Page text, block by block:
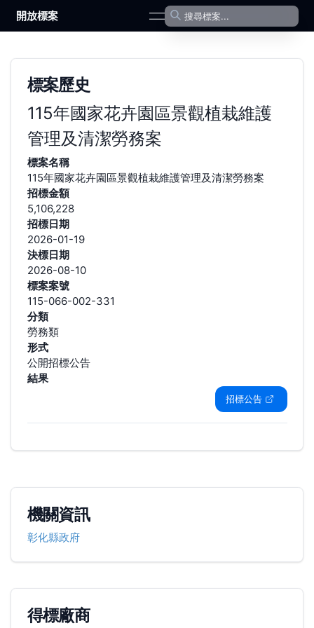
開放標案 open navigation menu
標案歷史
115年國家花卉園區景觀植栽維護
管理及清潔勞務案
標案名稱
115年國家花卉園區景觀植栽維護管理及清潔勞務案
招標金額
5,106,228
招標日期
2026-01-19
決標日期
2026-08-10
標案案號
115-066-002-331
分類
勞務類
形式
公開招標公告
結果
招標公告
機關資訊
彰化縣政府
得標廠商